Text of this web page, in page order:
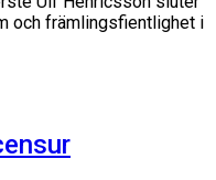
och främlingsfientlighet i